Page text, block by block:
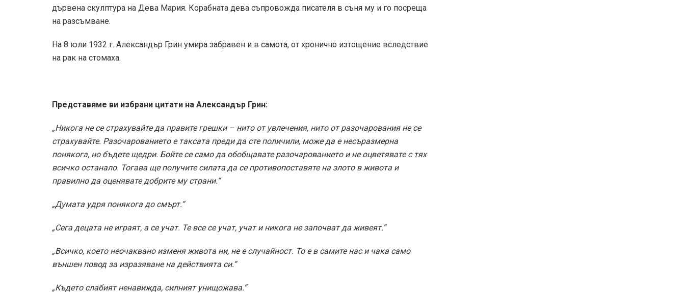
дървена скулптура на Дева Мария. Корабната дева съпровожда писателя в съня му и го посреща
на разсъмване.
На 8 юли 1932 г. Александър Грин умира забравен и в самота, от хронично изтощение вследствие
на рак на стомаха.
Представяме ви избрани цитати на Александър Грин:
„Никога не се страхувайте да правите грешки – нито от увлечения, нито от разочарования не се
страхувайте. Разочарованието е таксата преди да сте поличили, може да е несъразмерна
понякога, но бъдете щедри. Бойте се само да обобщавате разочарованието и не оцветявате с тях
всичко останало. Тогава ще получите силата да се противопоставяте на злото в живота и
правилно да оценявате добрите му страни.“
„Думата удря понякога до смърт.“
„Сега децата не играят, а се учат. Те все се учат, учат и никога не започват да живеят.“
„Всичко, което неочаквано изменя живота ни, не е случайност. То е в самите нас и чака само
външен повод за изразяване на действията си.“
„Където слабият ненавижда, силният унищожава.“